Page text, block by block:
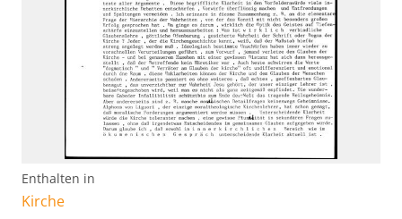
Enthalten in
Kirche